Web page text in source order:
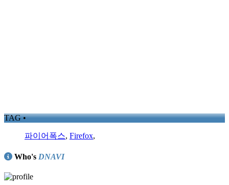
TAG •
파이어폭스, Firefox,
Who's DNAVI